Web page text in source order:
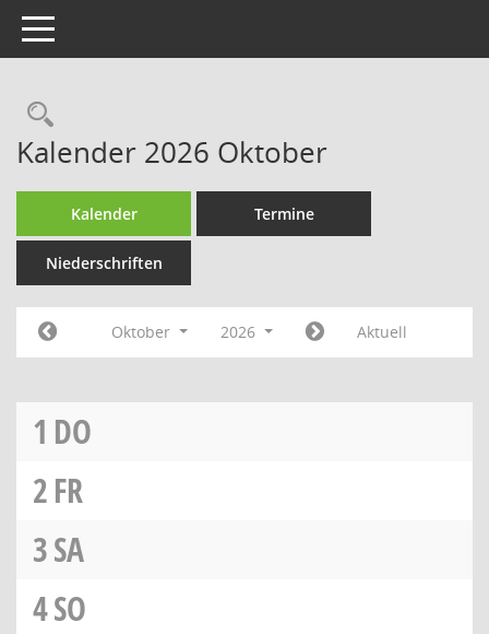
Toggle navigation
Rechercheauswahl
Kalender 2026 Oktober
Kalender Termine
Niederschriften
Oktober 2026 Aktuell
1 DO
2FR
3SA
4SO